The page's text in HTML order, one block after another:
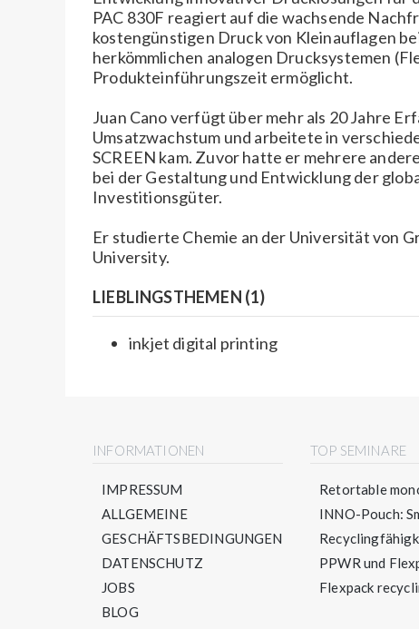
PAC 830F reagiert auf die wachsende
kostengünstigen Druck von Kleinauflagen
herkömmlichen analogen Drucksystemen
Produkteinführungszeit ermöglicht.
Juan Cano verfügt über mehr als 20 Jahre
Umsatzwachstum und arbeitete in
SCREEN kam. Zuvor hatte er mehrere
bei der Gestaltung und Entwicklung der
Investitionsgüter.
Er studierte Chemie an der Universität von
University.
LIEBLINGSTHEMEN (1)
inkjet digital printing
INFORMATIONEN
IMPRESSUM
ALLGEMEINE
GESCHÄFTSBEDINGUNGEN
DATENSCHUTZ
JOBS
BLOG
TOP SEMINARE
Retortable
INNO-Pouch:
PPWR und
Flexpack